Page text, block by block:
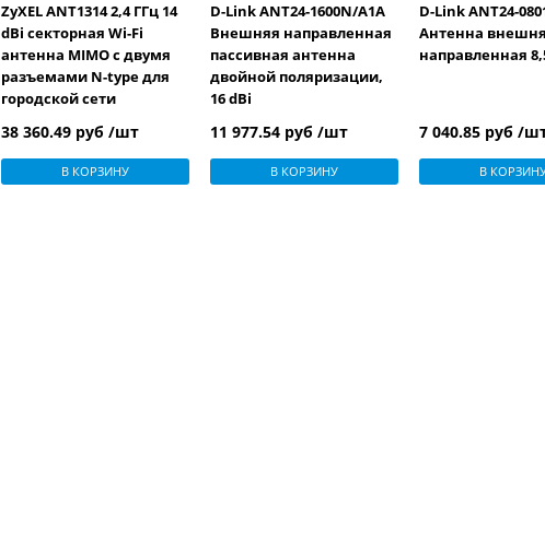
ZyXEL ANT1314 2,4 ГГц 14
dBi секторная Wi-Fi
антенна MIMO с двумя
разъемами N-type для
городской сети
38 360.49 руб /шт
В КОРЗИНУ
D-Link ANT24-1600N/A1A
Внешняя направленная
пассивная антенна
двойной поляризации,
16 dBi
11 977.54 руб /шт
В КОРЗИНУ
D-Link ANT24-
Антенна
направленная
7 040.85 руб /
В